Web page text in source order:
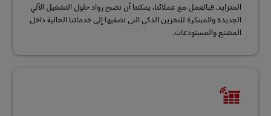
المتزايد. فبالعمل مع عملائنا، يمكننا أن نصبح رواد حلول التشغيل الآلي
الجديدة والمبتكرة للتخزين الذكي التي نضفيها إلى خدماتنا الحالية داخل
المصنع والمستودعات.